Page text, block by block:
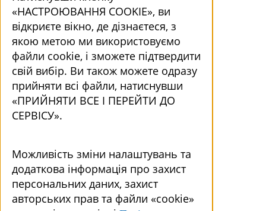
«НАСТРОЮВАННЯ COOKIE», ви
відкриєте вікно, де дізнаєтеся, з
якою метою ми використовуємо
файли cookie, і зможете підтвердити
свій вибір. Ви також можете одразу
прийняти всі файли, натиснувши
«ПРИЙНЯТИ ВСЕ І ПЕРЕЙТИ ДО
СЕРВІСУ».
Можливість зміни налаштувань та
додаткова інформація про захист
персональних даних, захист
авторських прав та файли «cookie»